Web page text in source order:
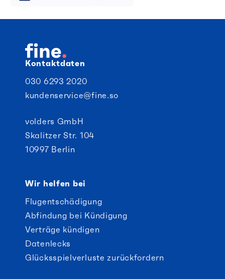
Kontaktdaten
030 6293 2020
kundenservice@fine.so
volders GmbH
Skalitzer Str. 104
10997 Berlin
Wir helfen bei
Flugentschädigung
Abfindung bei Kündigung
Verträge kündigen
Datenlecks
Glücksspielverluste zurückfordern